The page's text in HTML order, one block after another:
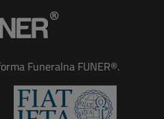
Funeralna FUNER®.